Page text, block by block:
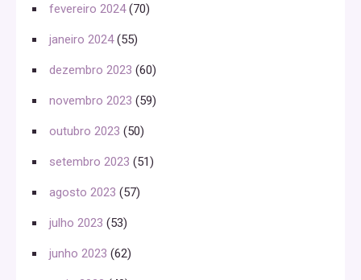
fevereiro 2024(70)
janeiro 2024(55)
dezembro 2023 (60)
novembro 2023 (59)
outubro 2023 (50)
setembro 2023 (51)
agosto 2023 (57)
julho 2023 (53)
junho 2023 (62)